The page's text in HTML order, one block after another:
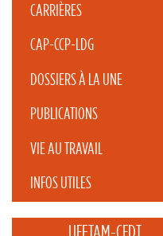
CARRIÈRES
CAP-CCP-LDG
DOSSIERS À LA UNE
PUBLICATIONS
VIE AU TRAVAIL
INFOS UTILES
_____ UFETAM-CFDT